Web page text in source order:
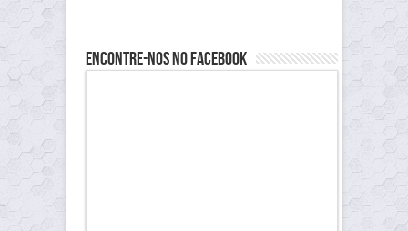
Encontre-nos no Facebook